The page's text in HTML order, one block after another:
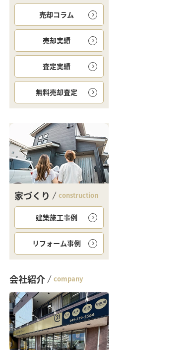
売却コラム
売却実績
査定実績
無料売却査定
家づくり construction
建築施工事例
リフォーム事例
会社紹介 company